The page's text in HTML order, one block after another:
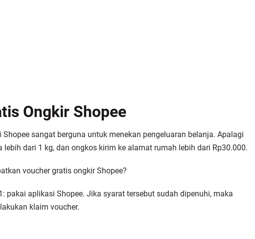
Ongkir Shopee
sangat berguna untuk menekan pengeluaran belanja. Apalagi
lebih dari 1 kg, dan ongkos kirim ke alamat rumah lebih dari Rp30.000.
voucher gratis ongkir Shopee?
pakai aplikasi Shopee. Jika syarat tersebut sudah dipenuhi, maka
klaim voucher.